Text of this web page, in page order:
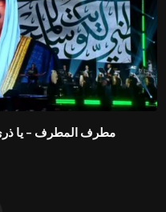
مطرف المطرف – يا ذرى